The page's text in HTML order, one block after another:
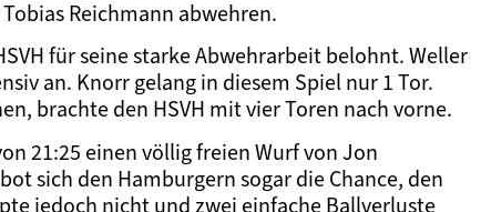
Reichmann abwehren.
für seine starke Abwehrarbeit belohnt. Weller
an. Knorr gelang in diesem Spiel nur 1 Tor.
brachte den HSVH mit vier Toren nach vorne.
21:25 einen völlig freien Wurf von Jon
sich den Hamburgern sogar die Chance, den
jedoch nicht und zwei einfache Ballverluste